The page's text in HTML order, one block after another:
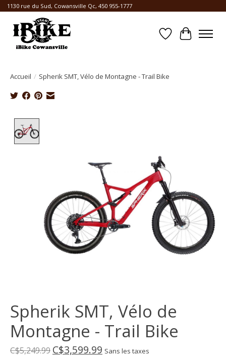
1130 rue du Sud, Cowansville Qc, 450 955-1777
Liste dePanier
Accueil / Spherik SMT, Vélo de Montagne - Trail Bike
Spherik SMT, Vélo de
Montagne - Trail Bike
C$5,249.99 C$3,599.99 Sans les taxes